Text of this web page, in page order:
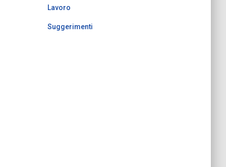
Lavoro
Suggerimenti